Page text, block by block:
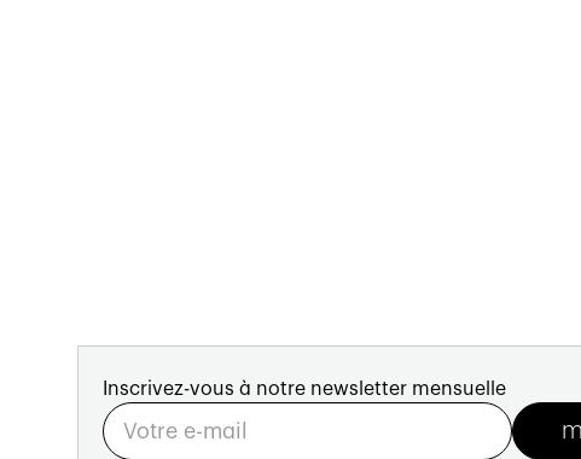
Inscrivez-vous à notre newsletter mensuelle